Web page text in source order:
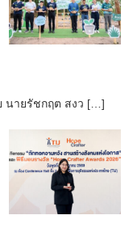
นายรัชกฤต สงว […]